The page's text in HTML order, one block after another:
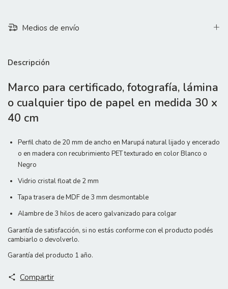
Medios de envío
Descripción
Marco para certificado, fotografía, lámina
o cualquier tipo de papel en medida 30 x
40 cm
Perfil chato de 20 mm de ancho en Marupá natural lijado y encerado
o en madera con recubrimiento PET texturado en color Blanco o
Negro
Vidrio cristal float de 2 mm
Tapa trasera de MDF de 3 mm desmontable
Alambre de 3 hilos de acero galvanizado para colgar
Garantía de satisfacción, si no estás conforme con el producto podés
cambiarlo o devolverlo.
Garantía del producto 1 año.
Compartir